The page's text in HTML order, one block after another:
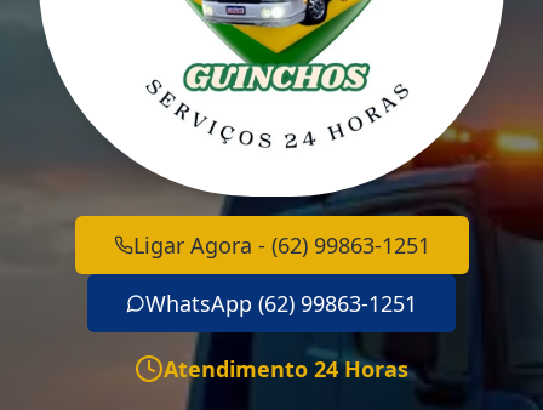
Ligar Agora - (62) 99863-1251
WhatsApp (62) 99863-1251
Atendimento 24 Horas